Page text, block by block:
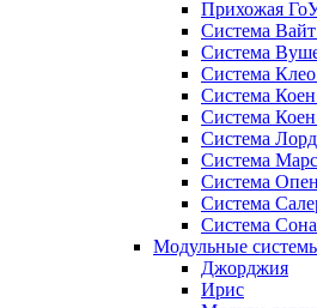
Прихожая
Система
Система
Система
Система
Система
Система
Система
Система
Система
Система
Модульные
Джорджия
Ирис